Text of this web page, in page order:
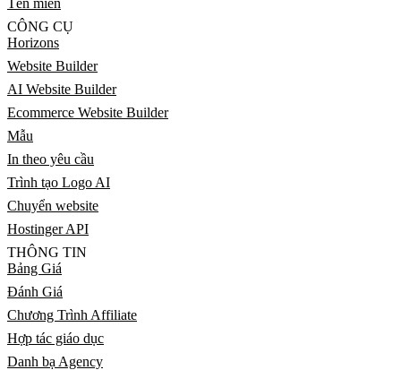
Tên miền
CÔNG CỤ
Horizons
Website Builder
AI Website Builder
Ecommerce Website Builder
Mẫu
In theo yêu cầu
Trình tạo Logo AI
Chuyển website
Hostinger API
THÔNG TIN
Bảng Giá
Đánh Giá
Chương Trình Affiliate
Hợp tác giáo dục
Danh bạ Agency